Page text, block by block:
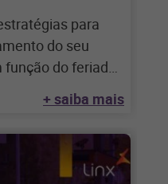
para
do seu
do feriado
+ saiba mais